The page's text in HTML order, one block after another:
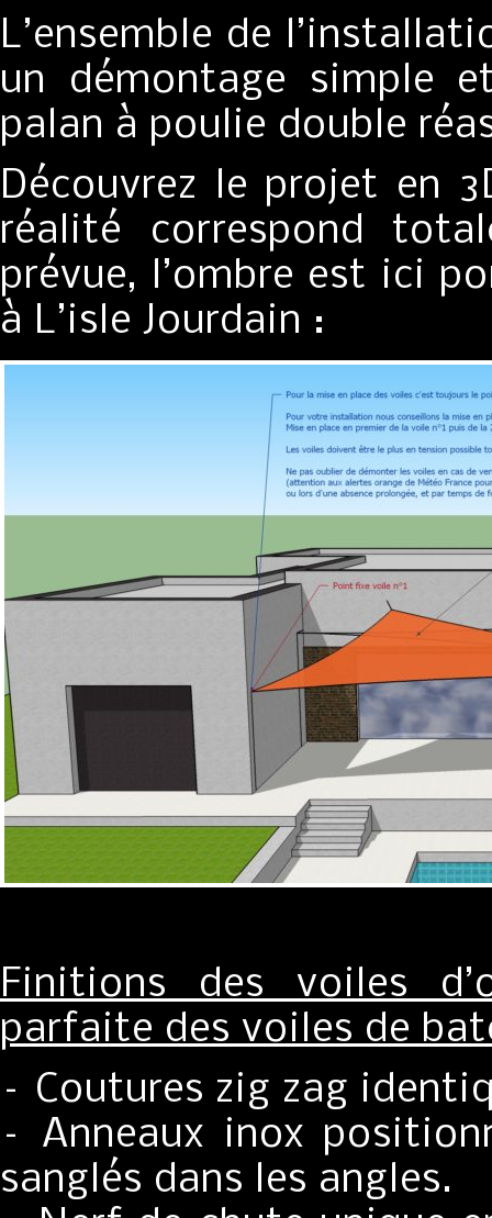
L’ensemble de
un démontage simple
palan à poulie double
Découvrez le projet en
réalité correspond
prévue, l’ombre est ici
à L’isle Jourdain :
Finitions des voiles
parfaite des voiles de
– Coutures zig zag
– Anneaux inox
sanglés dans les angles.